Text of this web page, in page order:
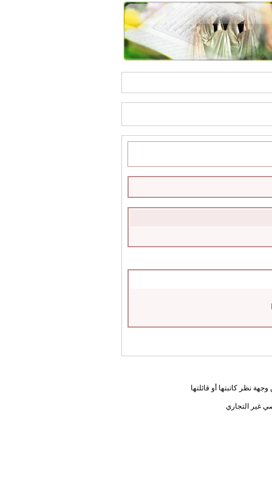
نظر كاتبتها أو قائلتها
غير التجاري